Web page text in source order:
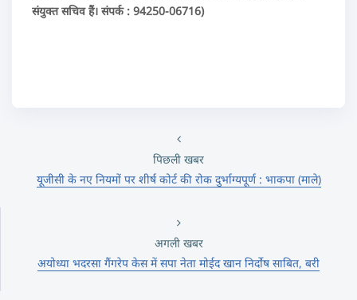
संयुक्त सचिव हैं। संपर्क : 94250-06716)
पिछली खबर
यूजीसी के नए नियमों पर शीर्ष कोर्ट की रोक दुर्भाग्यपूर्ण : भाकपा (माले)
अगली खबर
अयोध्या भदरसा गैंगरेप केस में सपा नेता मोईद खान निर्दोष साबित, बरी